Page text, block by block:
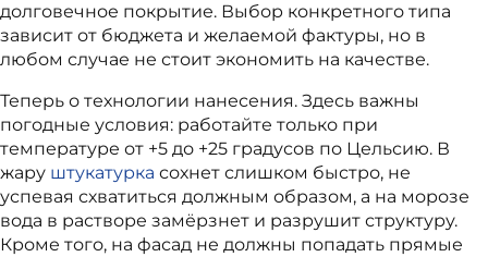
долговечное покрытие. Выбор конкретного типа
зависит от бюджета и желаемой фактуры, но в
любом случае не стоит экономить на качестве.
Теперь о технологии нанесения. Здесь важны
погодные условия: работайте только при
температуре от +5 до +25 градусов по Цельсию. В
жару штукатурка сохнет слишком быстро, не
успевая схватиться должным образом, а на морозе
вода в растворе замёрзнет и разрушит структуру.
Кроме того, на фасад не должны попадать прямые